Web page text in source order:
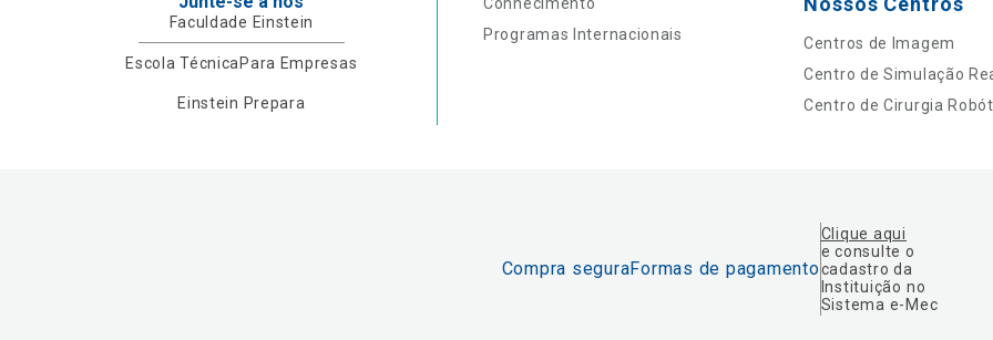
Faculdade Einstein
Escola TécnicaPara Empresas
Einstein Prepara
Programas Internacionais
Centros de Imagem
Centro de Simulação
Centro de Cirurgia
Compra seguraFormas de pagamento
Clique aqui
e consulte o
cadastro da
Instituição no
Sistema e-Mec